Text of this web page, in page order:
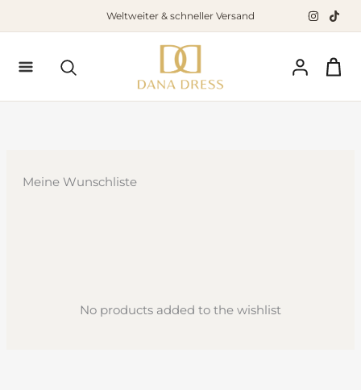
Weltweiter & schneller Versand
Suchen
Meine Wunschliste
No products added to the wishlist